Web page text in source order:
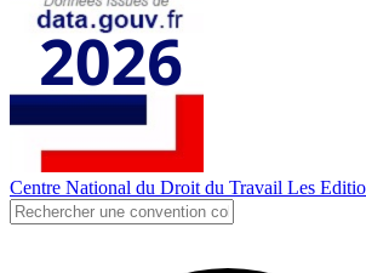
Centre National du Droit du Travail Les